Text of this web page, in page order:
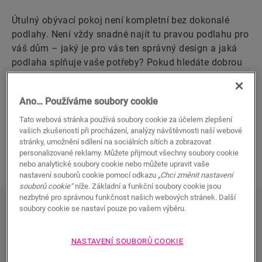
Útulný obývací pokoj není kompletní bez dokonalé
podlahy. Není vždy snadné najít tu pravou podlahu pro
váš dům – jaký je pro vás ten správný design a jaká
podlaha splňuje vaše potřeby? Pokud hledáte dobrou
podlahu, která vašemu obývacímu pokoji dodá
podlaha vše, co potřebujete. Podívejte se na různé
možnosti a vyberte si tu, která se vám nejvíc líbí.
PROHLÉDNĚTE SI NAŠE BÍLÉ LAMINÁTOVÉ
PODLAHY
Prohlédněte si naše bílé laminátové
Ano… Používáme soubory cookie
Tato webová stránka používá soubory cookie za účelem zlepšení
vašich zkušeností při procházení, analýzy návštěvnosti naší webové
stránky, umožnění sdílení na sociálních sítích a zobrazovat
personalizované reklamy. Můžete přijmout všechny soubory cookie
nebo analytické soubory cookie nebo můžete upravit vaše
nastavení souborů cookie pomocí odkazu „Chci změnit nastavení
souborů cookie“níže. Základní a funkční soubory cookie jsou
nezbytné pro správnou funkčnost našich webových stránek. Další
soubory cookie se nastaví pouze po vašem výběru.
NASTAVENÍ SOUBORŮ COOKIE